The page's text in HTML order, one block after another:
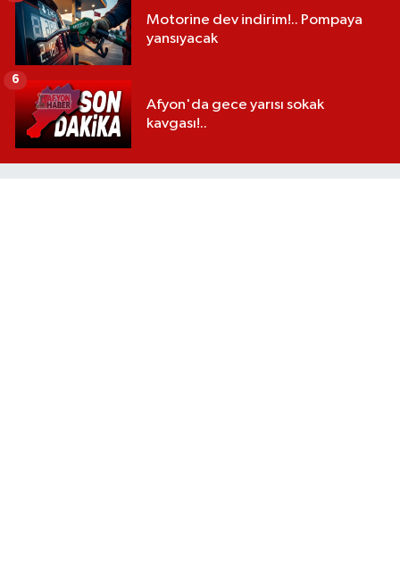
Motorine dev indirim!.. Pompaya
yansıyacak
Afyon'da gece yarısı sokak
kavgası!..
6